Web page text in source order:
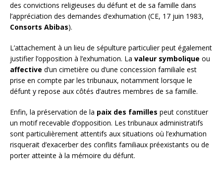
des convictions religieuses du défunt et de sa famille dans
l’appréciation des demandes d’exhumation (CE, 17 juin 1983,
Consorts Abibas).
L’attachement à un lieu de sépulture particulier peut également
justifier l’opposition à l’exhumation. La valeur symbolique ou
affective d’un cimetière ou d’une concession familiale est
prise en compte par les tribunaux, notamment lorsque le
défunt y repose aux côtés d’autres membres de sa famille.
Enfin, la préservation de la paix des familles peut constituer
un motif recevable d’opposition. Les tribunaux administratifs
sont particulièrement attentifs aux situations où l’exhumation
risquerait d’exacerber des conflits familiaux préexistants ou de
porter atteinte à la mémoire du défunt.